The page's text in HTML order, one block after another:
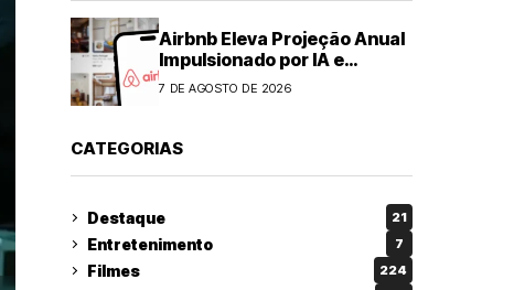
Airbnb Eleva Projeção Anual
Impulsionado por IA e
Demanda Forte
7 DE AGOSTO DE 2026
CATEGORIAS
Destaque 21
Entretenimento 7
Filmes 224